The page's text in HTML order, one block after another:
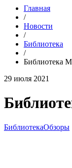
Главная
/
Новости
/
Библиотека
/
Библиотека
29 июля 2021
БиблиотекаОбзоры